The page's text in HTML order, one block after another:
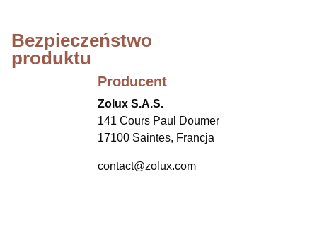
Bezpieczeństwo
produktu
Producent
Zolux S.A.S.
141 Cours Paul Doumer
17100 Saintes, Francja
contact@zolux.com